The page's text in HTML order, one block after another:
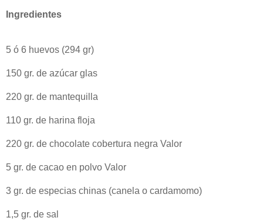
Ingredientes
5 ó 6 huevos (294 gr)
150 gr. de azúcar glas
220 gr. de mantequilla
110 gr. de harina floja
220 gr. de chocolate cobertura negra Valor
5 gr. de cacao en polvo Valor
3 gr. de especias chinas (canela o cardamomo)
1,5 gr. de sal